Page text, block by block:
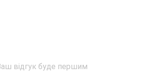
відгук буде першим